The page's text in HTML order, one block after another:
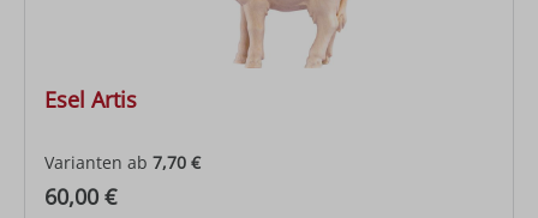
Esel Artis
Varianten ab 7,70 €
Regulärer Preis:
60,00 €